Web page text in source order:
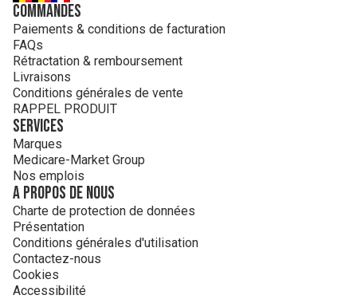
Commandes
Paiements & conditions de facturation
FAQs
Rétractation & remboursement
Livraisons
Conditions générales de vente
RAPPEL PRODUIT
Services
Marques
Medicare-Market Group
Nos emplois
A propos de nous
Charte de protection de données
Présentation
Conditions générales d'utilisation
Contactez-nous
Cookies
Accessibilité